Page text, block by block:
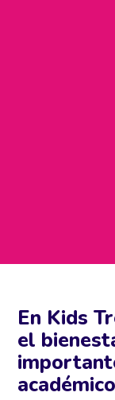
En Kids
el
académico